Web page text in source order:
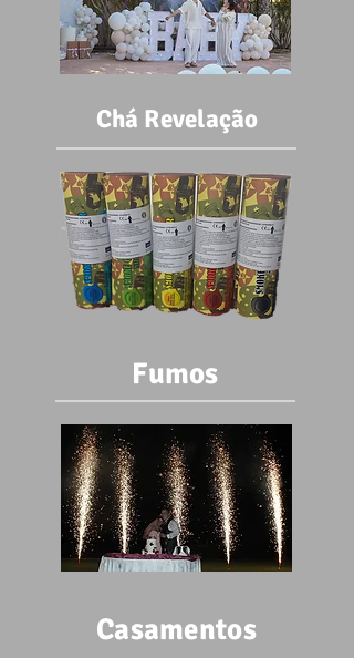
Chá Revelação
Fumos
Casamentos